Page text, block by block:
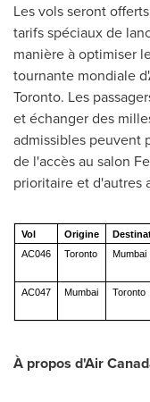
Les vols seront
tarifs spéciaux de
manière à optimiser
tournante mondiale
Toronto. Les
et échanger des
admissibles peuvent
de l'accès au salon
prioritaire et d'autres
Vol Origine
AC046
Toronto Mumbai
AC047 Mumbai Toronto
À propos d'Air